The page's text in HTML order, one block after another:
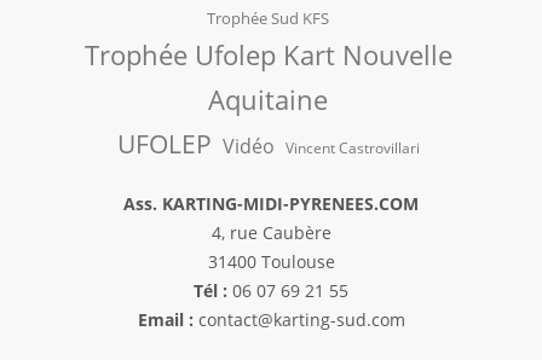
Trophée Sud KFS
Trophée Ufolep Kart Nouvelle
Aquitaine
UFOLEP Vidéo Vincent Castrovillari
Ass. KARTING-MIDI-PYRENEES.COM
4, rue Caubère
31400 Toulouse
Tél : 06 07 69 21 55
Email : contact@karting-sud.com